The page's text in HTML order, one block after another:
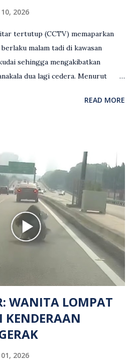
2026
tertutup (CCTV) memaparkan
malam tadi di kawasan
sehingga mengakibatkan
dua lagi cedera. Menurut
jam 11 malam dan pihak polis
Seorang mangsa disahkan
kejadian akibat terkena tembakan,
mengalami kecederaan.
seorang lagi individu cedera
belum dikenal pasti selepas dibawa
Polis kini sedang giat
masih bebas bagi membantu
mengikut Seksyen 302 Kanun
Orang ramai yang mempunyai
READ MORE
WANITA LOMPAT
KENDERAAN
2026